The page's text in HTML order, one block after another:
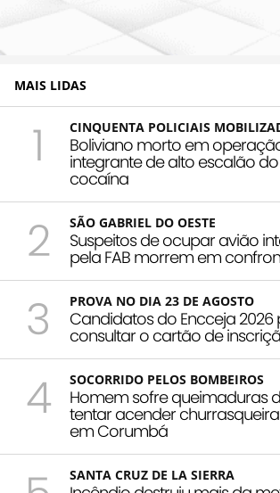
MAIS LIDAS
1 CINQUENTA POLICIAIS
Boliviano morto em
integrante de alto escalão
cocaína
2 SÃO GABRIEL DO OESTE
Suspeitos de ocupar avião
pela FAB morrem em
3 PROVA NO DIA 23 DE AGOSTO
Candidatos do Encceja
consultar o cartão de
4 SOCORRIDO PELOS BOMBEIROS
Homem sofre queimaduras
tentar acender
em Corumbá
SANTA CRUZ DE LA SIERRA